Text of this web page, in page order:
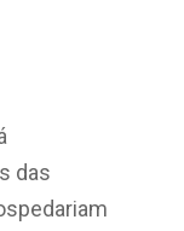
das